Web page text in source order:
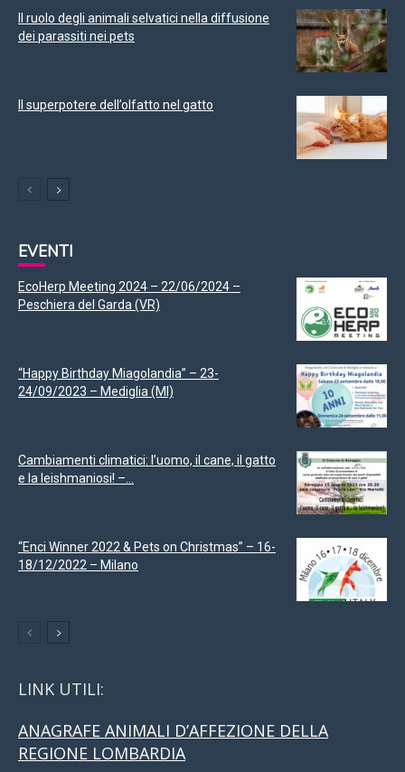
Il ruolo degli animali selvatici nella diffusione
dei parassiti nei pets
Il superpotere dell’olfatto nel gatto
EVENTI
EcoHerp Meeting 2024 – 22/06/2024 –
Peschiera del Garda (VR)
“Happy Birthday Miagolandia” – 23-
24/09/2023 – Mediglia (MI)
Cambiamenti climatici: l’uomo, il cane, il gatto
e la leishmaniosi! –...
“Enci Winner 2022 & Pets on Christmas” – 16-
18/12/2022 – Milano
LINK UTILI:
ANAGRAFE ANIMALI D’AFFEZIONE DELLA
REGIONE LOMBARDIA